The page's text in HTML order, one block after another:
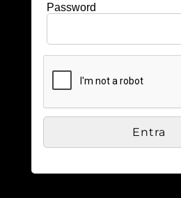
Password